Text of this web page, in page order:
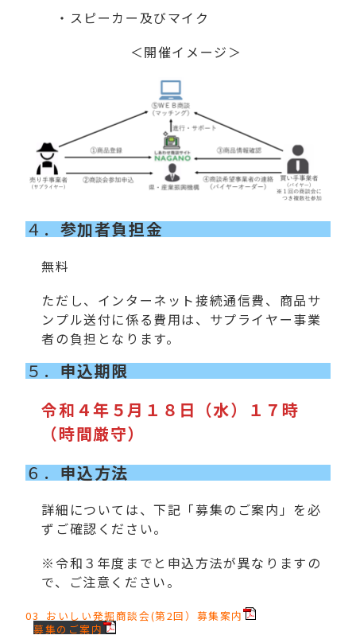
・スピーカー及びマイク
＜開催イメージ＞
４．参加者負担金
無料
ただし、インターネット接続通信費、商品サ
ンプル送付に係る費用は、サプライヤー事業
者の負担となります。
５．申込期限
令和４年５月１８日（水）１７時
（時間厳守）
６．申込方法
詳細については、下記「募集のご案内」を必
ずご確認ください。
※令和３年度までと申込方法が異なりますの
で、ご注意ください。
03_おいしい発掘商談会(第2回）募集案内
募集のご案内